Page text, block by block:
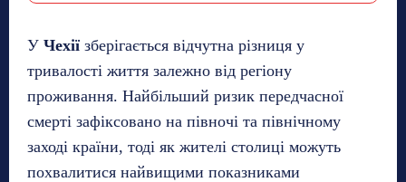
У Чехії зберігається відчутна різниця у
тривалості життя залежно від регіону
проживання. Найбільший ризик передчасної
смерті зафіксовано на півночі та північному
заході країни, тоді як жителі столиці можуть
похвалитися найвищими показниками